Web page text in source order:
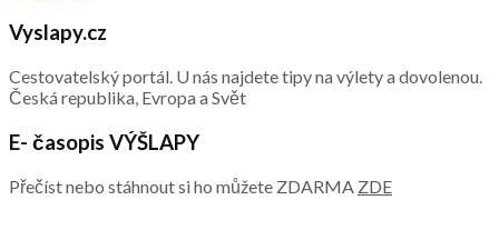
Vyslapy.cz
Cestovatelský portál. U nás najdete tipy na výlety a dovolenou.
Česká republika, Evropa a Svět
E- časopis VÝŠLAPY
Přečíst nebo stáhnout si ho můžete ZDARMA ZDE